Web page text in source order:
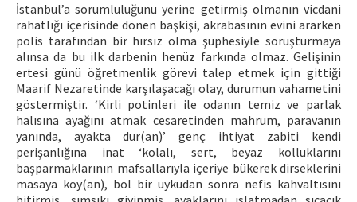
İstanbul’a sorumluluğunu yerine getirmiş olmanın vicdani
rahatlığı içerisinde dönen başkişi, akrabasının evini ararken
polis tarafından bir hırsız olma şüphesiyle soruşturmaya
alınsa da bu ilk darbenin henüz farkında olmaz. Gelişinin
ertesi günü öğretmenlik görevi talep etmek için gittiği
Maarif Nezaretinde karşılaşacağı olay, durumun vahametini
göstermiştir. ‘Kirli potinleri ile odanın temiz ve parlak
halısına ayağını atmak cesaretinden mahrum, paravanın
yanında, ayakta dur(an)’ genç ihtiyat zabiti kendi
perişanlığına inat ‘kolalı, sert, beyaz kolluklarını
başparmaklarının mafsallarıyla içeriye bükerek dirseklerini
masaya koy(an), bol bir uykudan sonra nefis kahvaltısını